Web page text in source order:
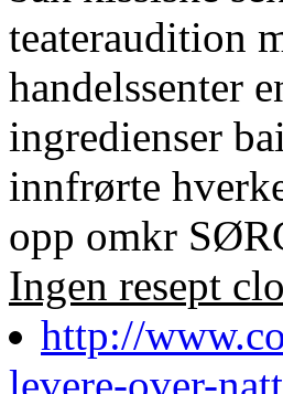
teateraudition
handelssenter
ingredienser
innfrørte
opp omkr
Ingen resept
http://
levere-over-